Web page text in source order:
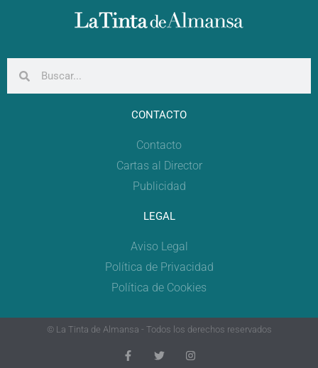
CONTACTO
Contacto
Cartas al Director
Publicidad
LEGAL
Aviso Legal
Política de Privacidad
Política de Cookies
© La Tinta de Almansa - Todos los derechos reservados